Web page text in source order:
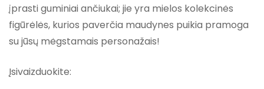
įprasti guminiai ančiukai; jie yra mielos kolekcinės
figūrėlės, kurios paverčia maudynes puikia pramoga
su jūsų mėgstamais personažais!
Įsivaizduokite: